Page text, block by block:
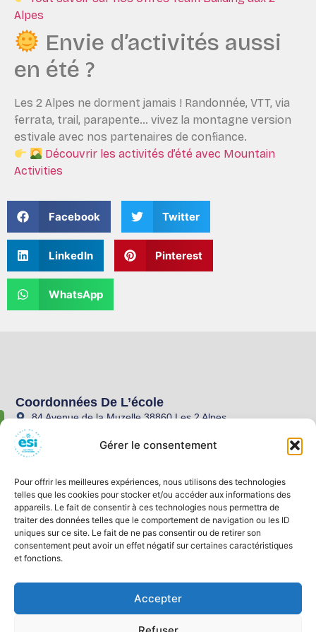
Gérer le consentement
Pour offrir les meilleures expériences, nous utilisons des technologies
telles que les cookies pour stocker et/ou accéder aux informations des
appareils. Le fait de consentir à ces technologies nous permettra de
traiter des données telles que le comportement de navigation ou les ID
uniques sur ce site. Le fait de ne pas consentir ou de retirer son
consentement peut avoir un effet négatif sur certaines caractéristiques
et fonctions.
Accepter
Alpes
Envie d’activités aussi
en été ?
Les 2 Alpes ne dorment jamais ! Randonnée, VTT, via
ferrata, trail, parapente… vivez la montagne version
estivale avec nos partenaires de confiance.
Découvrir les activités d’été avec Mountain
Activities
Facebook Twitter
LinkedIn Pinterest
WhatsApp
Coordonnées De L’école
84 Avenue de la Muzelle 38860 Les 2 Alpes
Formulaire de contact
info@esi2alpes.com
04 76 79 08 78
Politique de confidentialité